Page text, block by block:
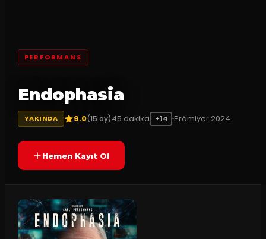
PERFORMANS
Endophasia
YAKINDA 9.0(15 oy)45 dakika +14 Prömiyer 2024
Hemen Kayıt Ol